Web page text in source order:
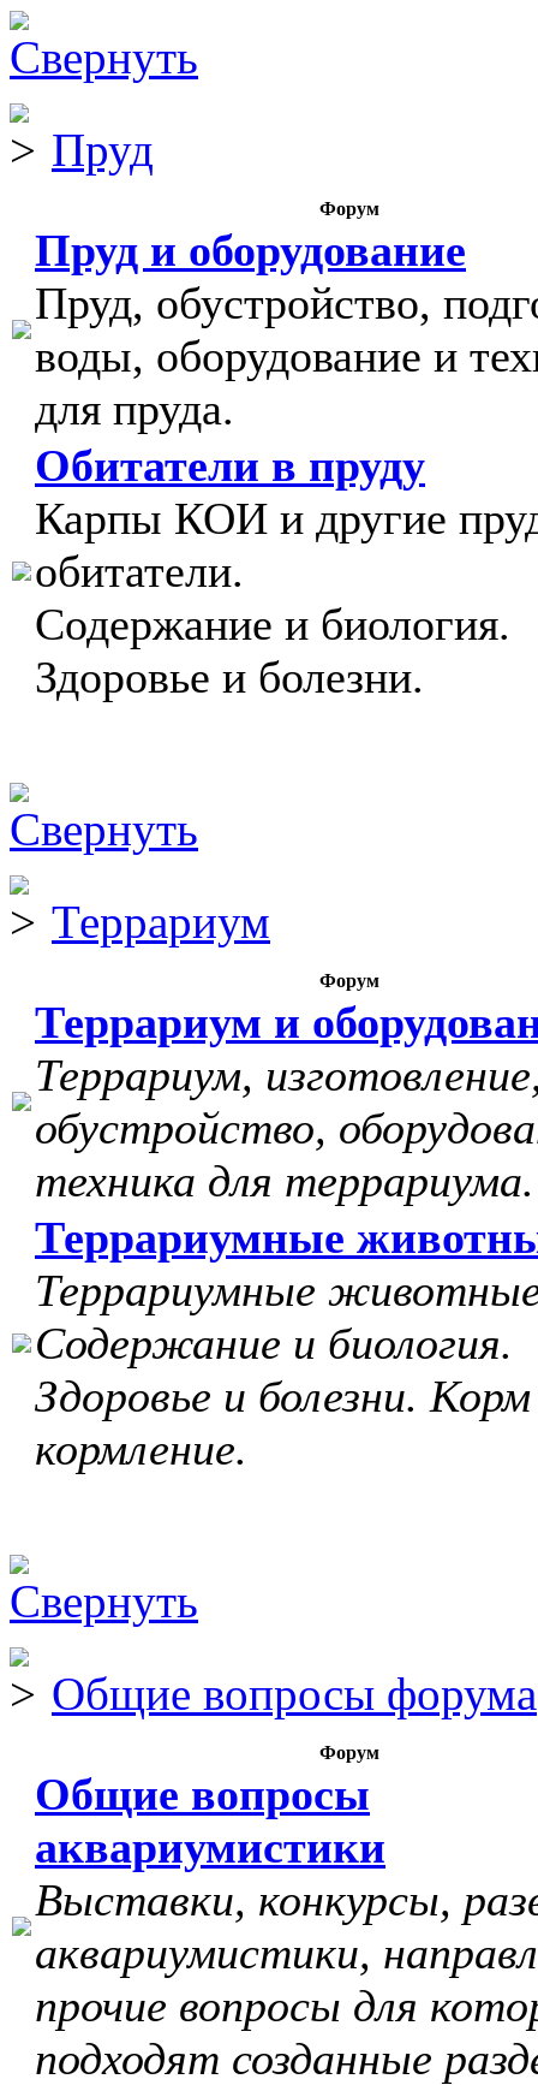
Пруд
Форум
Пруд и оборудование
Пруд, обустройство,
воды, оборудование и
для пруда.
Обитатели в пруду
Карпы КОИ и другие
обитатели.
Содержание и биология.
Здоровье и болезни.
Террариум
Форум
Террариум и
Террариум,
обустройство,
техника для террариума.
Террариумные
Террариумные
Содержание и биология.
Здоровье и болезни.
кормление.
Общие вопросы форума
Форум
Общие вопросы
аквариумистики
Выставки, конкурсы,
аквариумистики,
прочие вопросы для
подходят созданные